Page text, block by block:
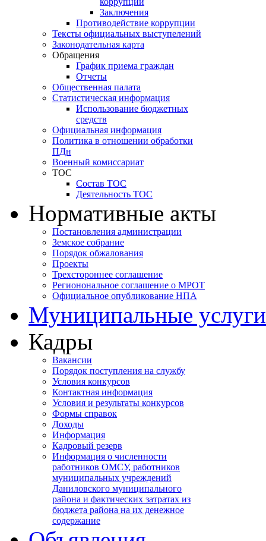
Заключения
Противодействие коррупции
Тексты официальных выступелений
Законодательная карта
Обращения
График приема граждан
Отчеты
Общественная палата
Статистическая информация
Использование бюджетных
средств
Официальная информация
Политика в отношении обработки
ПДн
Военный комиссариат
ТОС
Состав ТОС
Деятельность ТОС
Нормативные акты
Постановления администрации
Земское собрание
Порядок обжалования
Проекты
Трехстороннее соглашение
Регионональное соглашение о МРОТ
Официальное опубликование НПА
Муниципальные услуги
Кадры
Вакансии
Порядок поступления на службу
Условия конкурсов
Контактная информация
Условия и результаты конкурсов
Формы справок
Доходы
Информация
Кадровый резерв
Информация о численности
работников ОМСУ, работников
муниципальных учреждений
Даниловского муниципального
района и фактических затратах из
бюджета района на их денежное
содержание